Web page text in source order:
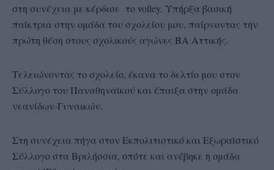
στη συνέχεια με κέρδισε το volley. Υπήρξα βασική
παίκτρια στην ομάδα του σχολείου μου, παίρνοντας την
πρώτη θέση στους σχολικούς αγώνες ΒΑ Αττικής.
Τελειώνοντας το σχολείο, έκανα το δελτίο μου στον
Σύλλογο του Παναθηναϊκού και έπαιξα στην ομάδα
νεανίδων-Γυναικών.
Στη συνέχεια πήγα στον Εκπολιτιστικό και Εξωραϊστικό
Σύλλογο στα Βριλήσσια, οπότε και ανέβηκε η ομάδα